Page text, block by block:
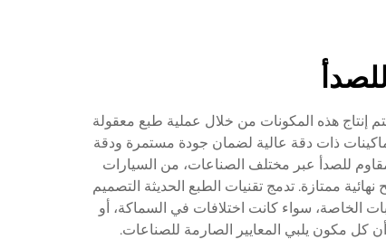
إنتاج هذه المكونات من خلال عملية طبع معقولة
ذات دقة عالية لضمان جودة مستمرة ودقة
للصدأ عبر مختلف الصناعات، من السيارات
ممتازة. تدمج تقنيات الطبع الحديثة التصميم
الخاصة، سواء كانت اختلافات في السماكة، أو
كل مكون يلبي المعايير الصارمة للصناعات.